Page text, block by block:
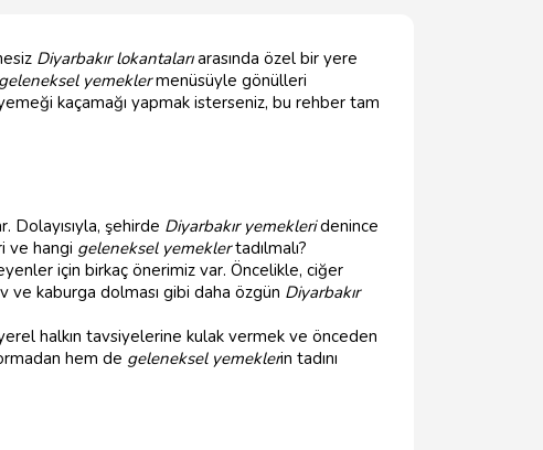
Diyarbakır lokantalarıarasında özel bir yere
geleneksel yemeklermenüsüyle gönülleri
kaçamağı yapmak isterseniz, bu rehber tam
Dolayısıyla, şehirde Diyarbakır yemekleridenince
ve hangi geleneksel yemeklertadılmalı?
için birkaç önerimiz var. Öncelikle, ciğer
ve kaburga dolması gibi daha özgün Diyarbakır
halkın tavsiyelerine kulak vermek ve önceden
hem de geleneksel yemeklerin tadını